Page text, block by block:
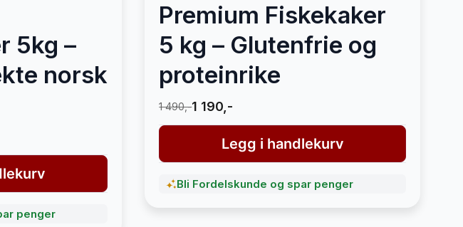
5kg –
norsk
penger
Premium Fiskekaker
5 kg – Glutenfrie og
proteinrike
1 490,-1 190,-
Legg i handlekurv
Bli Fordelskunde og spar penger